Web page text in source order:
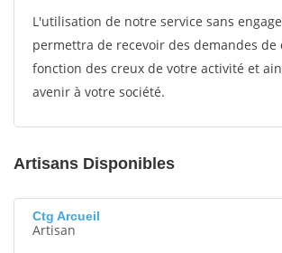
L'utilisation de notre service sans
permettra de recevoir des demandes de
fonction des creux de votre activité et
avenir à votre société.
Artisans Disponibles
Ctg Arcueil
Artisan